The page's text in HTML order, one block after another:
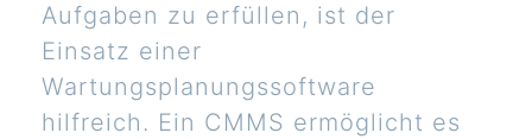
Aufgaben zu erfüllen, ist der
Einsatz einer
Wartungsplanungssoftware
hilfreich. Ein CMMS ermöglicht es